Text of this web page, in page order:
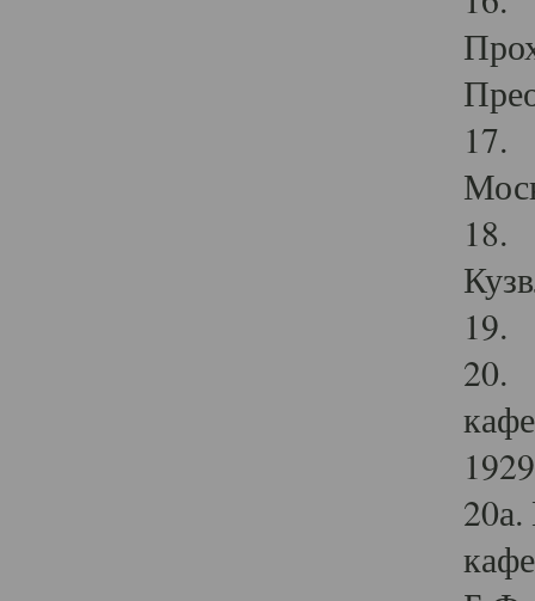
17.
18.
19.
20.